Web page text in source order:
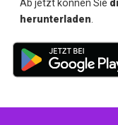
Ab jetzt können Sie
herunterladen